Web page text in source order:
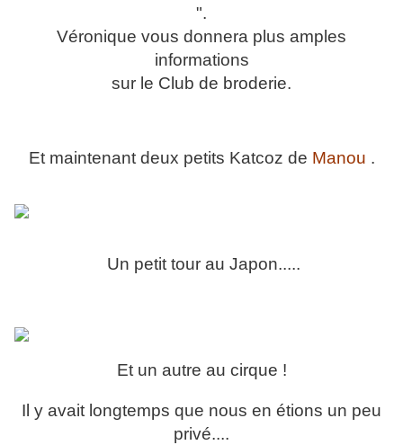
".
Véronique vous donnera plus amples
informations
sur le Club de broderie.
Et maintenant deux petits Katcoz de Manou .
Un petit tour au Japon.....
Et un autre au cirque !
Il y avait longtemps que nous en étions un peu
privé....